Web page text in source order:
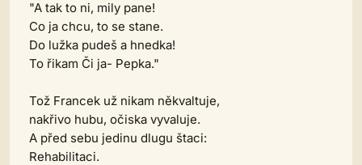
"A tak to ni, mily pane!
Co ja chcu, to se stane.
Do lužka pudeš a hnedka!
To řikam Či ja- Pepka."
Tož Francek už nikam někvaltuje,
nakřivo hubu, očiska vyvaluje.
A před sebu jedinu dlugu štaci:
Rehabilitaci.